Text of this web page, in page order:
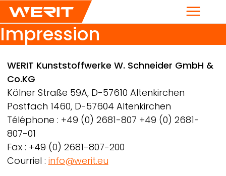
Menu
Impression
Breadcrumb
WERIT Kunststoffwerke W. Schneider GmbH &
Co.KG
Kölner Straße 59A, D-57610 Altenkirchen
Postfach 1460, D-57604 Altenkirchen
Téléphone : +49 (0) 2681-807 +49 (0) 2681-
807-01
Fax : +49 (0) 2681-807-200
Courriel : info@werit.eu